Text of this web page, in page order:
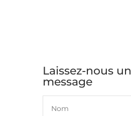
Laissez-nous un
message